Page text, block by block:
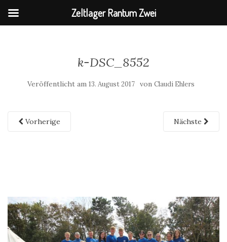
k-DSC_8552
Veröffentlicht am 13. August 2017 von Claudi Ehlers
Vorherige Nächste
Zeltlager Rantum Zwei